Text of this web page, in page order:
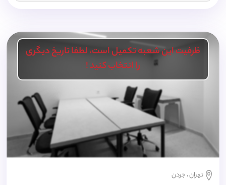
ظرفیت این شعبه تکمیل است، لطفا تاریخ دیگری
را انتخاب کنید !
تهران ، جردن